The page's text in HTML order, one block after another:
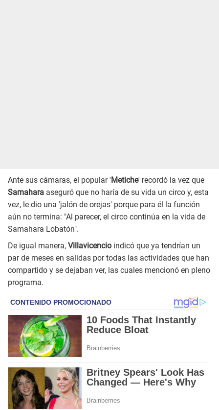
Ante sus cámaras, el popular 'Metiche' recordó la vez que
Samahara aseguró que no haría de su vida un circo y, esta
vez, le dio una 'jalón de orejas' porque para él la función
aún no termina: "Al parecer, el circo continúa en la vida de
Samahara Lobatón".
De igual manera, Villavicencio indicó que ya tendrían un
par de meses en salidas por todas las actividades que han
compartido y se dejaban ver, las cuales mencionó en pleno
programa.